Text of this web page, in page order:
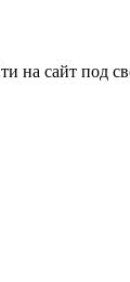
на сайт под